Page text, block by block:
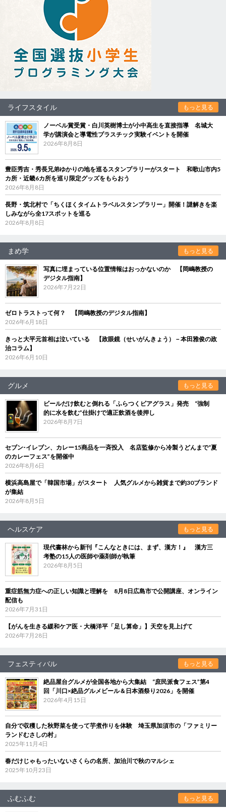
ライフスタイル もっと見る
ノーベル賞受賞・白川英樹博士が小中高生を直接指導 名城大
学が講演会と導電性プラスチック実験イベントを開催
2026年8月8日
豊臣秀吉・秀長兄弟ゆかりの地を巡るスタンプラリーがスタート 和歌山市内5
カ所・近畿6カ所を巡り限定グッズをもらおう
2026年8月8日
長野・筑北村で「ちくほくタイムトラベルスタンプラリー」開催！謎解きを楽
しみながら全17スポットを巡る
2026年8月8日
まめ学 もっと見る
写真に埋まっている位置情報はおっかないのか 【岡嶋教授の
デジタル指南】
2026年7月22日
ゼロトラストって何？ 【岡嶋教授のデジタル指南】
2026年6月18日
きっと大平元首相は泣いている 【政眼鏡（せいがんきょう）－本田雅俊の政
治コラム】
2026年6月10日
グルメ もっと見る
ビールだけ飲むと倒れる「ふらつくビアグラス」発売 “強制
的に水を飲む”仕掛けで適正飲酒を後押し
2026年8月7日
セブン‐イレブン、カレー15商品を一斉投入 名店監修から冷製うどんまで“夏
のカレーフェス”を開催中
2026年8月6日
横浜高島屋で「韓国市場」がスタート 人気グルメから雑貨まで約30ブランド
が集結
2026年8月5日
ヘルスケア もっと見る
現代書林から新刊『こんなときには、まず、漢方！』 漢方三
考塾の15人の医師や薬剤師が執筆
2026年8月5日
重症筋無力症への正しい知識と理解を 8月8日広島市で公開講座、オンライン
配信も
2026年7月31日
【がんを生きる緩和ケア医・大橋洋平「足し算命」】天空を見上げて
2026年7月28日
フェスティバル もっと見る
絶品屋台グルメが全国各地から大集結 “庶民派食フェス”第4
回「川口×絶品グルメビール＆日本酒祭り2026」を開催
2026年4月15日
自分で収穫した秋野菜を使って芋煮作りを体験 埼玉県加須市の「ファミリー
ランドむさしの村」
2025年11月4日
春だけじゃもったいないさくらの名所、加治川で秋のマルシェ
2025年10月23日
ふむふむ もっと見る